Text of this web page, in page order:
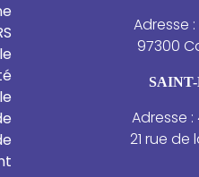
Adresse
97300
Adresse
21 rue